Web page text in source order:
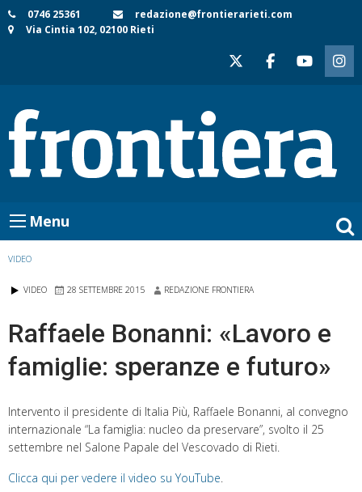
Skip
to
0746 25361
redazione@frontierarieti.com
Via Cintia 102, 02100 Rieti
Menu
VIDEO
VIDEO 28 SETTEMBRE 2015 REDAZIONE FRONTIERA
Raffaele Bonanni: «Lavoro e
famiglie: speranze e futuro»
Intervento il presidente di Italia Più, Raffaele Bonanni, al convegno
internazionale “La famiglia: nucleo da preservare”, svolto il 25
settembre nel Salone Papale del Vescovado di Rieti.
Clicca qui per vedere il video su YouTube